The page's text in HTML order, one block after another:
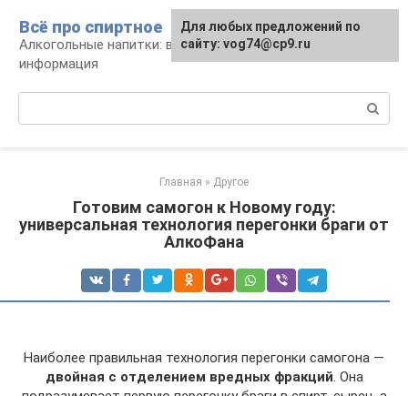
контенту
Всё про спиртное
Алкогольные напитки: виды, рецепты,
информация
Главная » Другое
Готовим самогон к Новому году:
универсальная технология перегонки браги от
АлкоФана
Наиболее правильная технология перегонки самогона —
двойная с отделением вредных фракций. Она
Для любых предложений по
сайту: vog74@cp9.ru